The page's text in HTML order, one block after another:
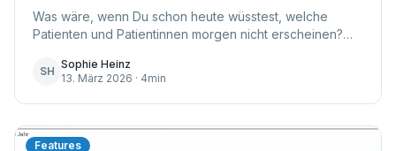
Was wäre, wenn Du schon heute wüsstest, welche
Patienten und Patientinnen morgen nicht erscheinen?
Planungssicherheit. Mit der neuen No-Show-Prediction
erkennst Du Risikotermine im Voraus und kannst gezielt
reagieren, bevor Behandlungszeit verloren geht.
Erfahre, wie datenbasierte Prognosen
Terminmanagement erstmals wirklich vorausschauend
SH
Sophie Heinz
13. März 2026 · 4min
Features